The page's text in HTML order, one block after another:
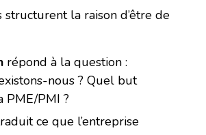
structurent la raison d’être de
répond à la question :
nous ? Quel but
PME/PMI ?
ce que l’entreprise